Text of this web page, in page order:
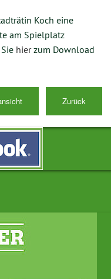
Koch eine
am Spielplatz
hierzum Download
Zurück